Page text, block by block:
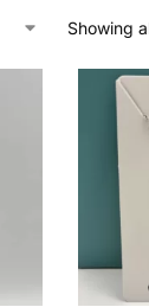
Showing